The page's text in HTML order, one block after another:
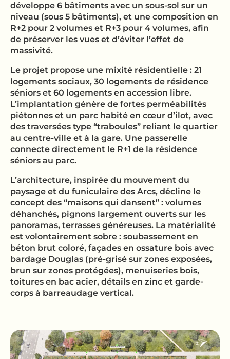
développe 6 bâtiments avec un sous-sol sur un
niveau (sous 5 bâtiments), et une composition en
R+2 pour 2 volumes et R+3 pour 4 volumes, afin
de préserver les vues et d’éviter l’effet de
massivité.
Le projet propose une mixité résidentielle : 21
logements sociaux, 30 logements de résidence
séniors et 60 logements en accession libre.
L’implantation génère de fortes perméabilités
piétonnes et un parc habité en cœur d’ilot, avec
des traversées type “traboules” reliant le quartier
au centre-ville et à la gare. Une passerelle
connecte directement le R+1 de la résidence
séniors au parc.
L’architecture, inspirée du mouvement du
paysage et du funiculaire des Arcs, décline le
concept des “maisons qui dansent” : volumes
déhanchés, pignons largement ouverts sur les
panoramas, terrasses généreuses. La matérialité
est volontairement sobre : soubassement en
béton brut coloré, façades en ossature bois avec
bardage Douglas (pré-grisé sur zones exposées,
brun sur zones protégées), menuiseries bois,
toitures en bac acier, détails en zinc et garde-
corps à barreaudage vertical.